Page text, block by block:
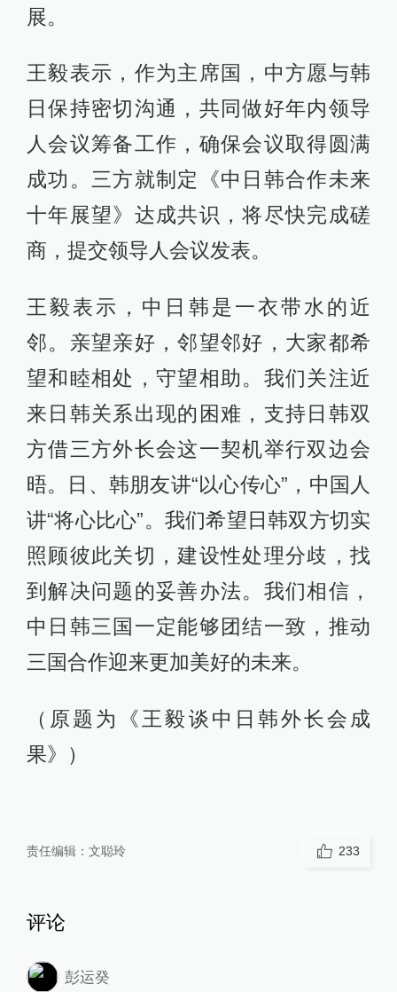
展。
王毅表示，作为主席国，中方愿与韩
日保持密切沟通，共同做好年内领导
人会议筹备工作，确保会议取得圆满
成功。三方就制定《中日韩合作未来
十年展望》达成共识，将尽快完成磋
商，提交领导人会议发表。
王毅表示，中日韩是一衣带水的近
邻。亲望亲好，邻望邻好，大家都希
望和睦相处，守望相助。我们关注近
来日韩关系出现的困难，支持日韩双
方借三方外长会这一契机举行双边会
晤。日、韩朋友讲“以心传心”，中国人
讲“将心比心”。我们希望日韩双方切实
照顾彼此关切，建设性处理分歧，找
到解决问题的妥善办法。我们相信，
中日韩三国一定能够团结一致，推动
三国合作迎来更加美好的未来。
（原题为《王毅谈中日韩外长会成
果》）
责任编辑： 文聪玲 233
评论
彭运癸